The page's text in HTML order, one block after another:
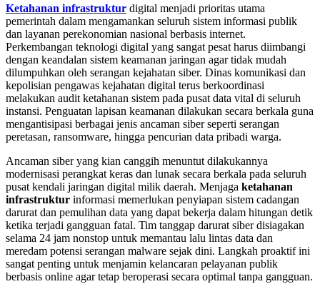
Ketahanan infrastruktur digital menjadi prioritas utama
pemerintah dalam mengamankan seluruh sistem informasi publik
dan layanan perekonomian nasional berbasis internet.
Perkembangan teknologi digital yang sangat pesat harus diimbangi
dengan keandalan sistem keamanan jaringan agar tidak mudah
dilumpuhkan oleh serangan kejahatan siber. Dinas komunikasi dan
kepolisian pengawas kejahatan digital terus berkoordinasi
melakukan audit ketahanan sistem pada pusat data vital di seluruh
instansi. Penguatan lapisan keamanan dilakukan secara berkala guna
mengantisipasi berbagai jenis ancaman siber seperti serangan
peretasan, ransomware, hingga pencurian data pribadi warga.
Ancaman siber yang kian canggih menuntut dilakukannya
modernisasi perangkat keras dan lunak secara berkala pada seluruh
pusat kendali jaringan digital milik daerah. Menjaga ketahanan
infrastruktur informasi memerlukan penyiapan sistem cadangan
darurat dan pemulihan data yang dapat bekerja dalam hitungan detik
ketika terjadi gangguan fatal. Tim tanggap darurat siber disiagakan
selama 24 jam nonstop untuk memantau lalu lintas data dan
meredam potensi serangan malware sejak dini. Langkah proaktif ini
sangat penting untuk menjamin kelancaran pelayanan publik
berbasis online agar tetap beroperasi secara optimal tanpa gangguan.